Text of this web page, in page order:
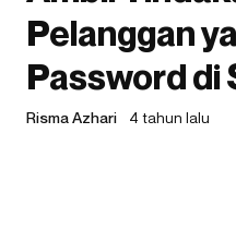
Pelanggan
Password di
Risma Azhari 4 tahun lalu